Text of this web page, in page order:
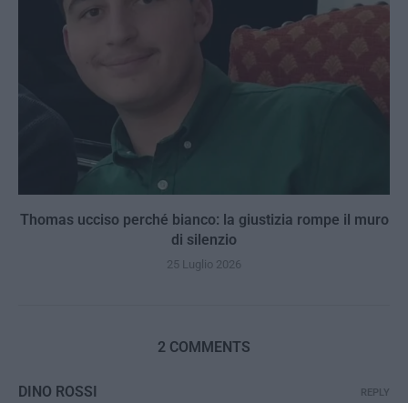
Thomas ucciso perché bianco: la giustizia rompe il muro
di silenzio
25 Luglio 2026
2 COMMENTS
DINO ROSSI REPLY